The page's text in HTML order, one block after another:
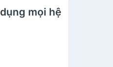
mọi hệ